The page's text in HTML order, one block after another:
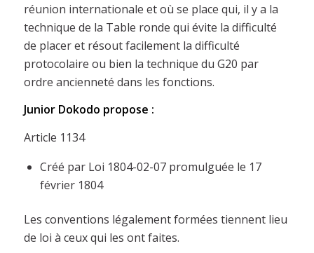
réunion internationale et où se place qui, il y a la
technique de la Table ronde qui évite la difficulté
de placer et résout facilement la difficulté
protocolaire ou bien la technique du G20 par
ordre ancienneté dans les fonctions.
Junior Dokodo propose :
Article 1134
Créé par Loi 1804-02-07 promulguée le 17
février 1804
Les conventions légalement formées tiennent lieu
de loi à ceux qui les ont faites.